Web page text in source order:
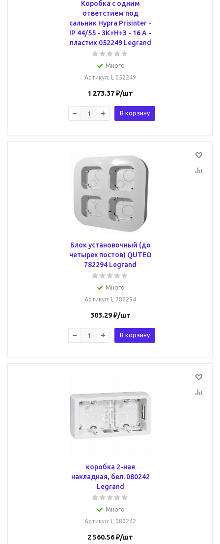
Коробка с одним
ответстием под
сальник Hypra Prisinter -
IP 44/55 - 3К+Н+З - 16 А -
пластик 052249 Legrand
Много
Артикул: L 052249
1 273.37₽/шт
В корзину
Блок установочный (до
четырех постов) QUTEO
782294 Legrand
Много
Артикул: L 782294
303.29₽/шт
В корзину
коробка 2-ная
накладная, бел. 080242
Legrand
Много
Артикул: L 080242
2 560.56₽/шт